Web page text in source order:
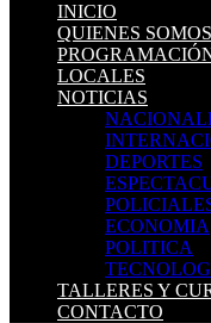
INICIO
QUIENES
LOCALES
NOTICIAS
DEPORTES
ECONOMIA
POLITICA
TALLERES Y
CONTACTO